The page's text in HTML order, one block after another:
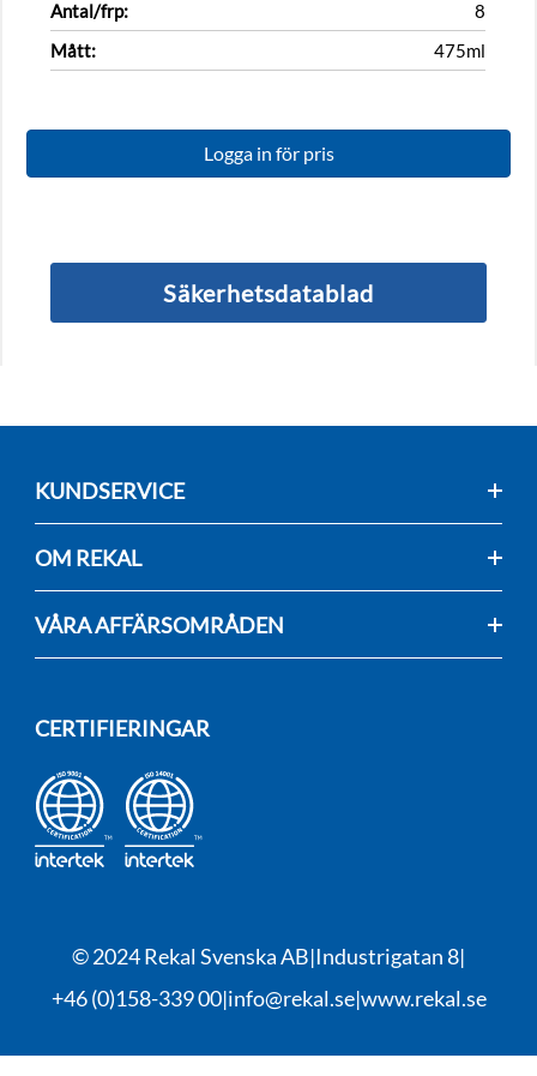
Antal/frp:
8
Mått:
475ml
Logga in för pris
Säkerhetsdatablad
KUNDSERVICE
OM REKAL
VÅRA AFFÄRSOMRÅDEN
CERTIFIERINGAR
© 2024 Rekal Svenska AB Industrigatan 8
+46 (0)158-339 00 info@rekal.se www.rekal.se